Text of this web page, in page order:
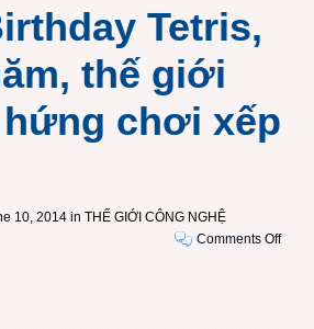
Tetris,
thế giới
chơi xếp
10, 2014 in THẾ GIỚI CÔNG NGHỆ
Comments Offon